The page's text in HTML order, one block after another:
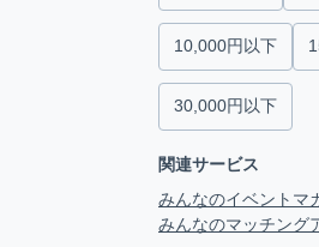
10,000円以下
30,000円以下
関連サービス
みんなのイベントマ
みんなのマッチング